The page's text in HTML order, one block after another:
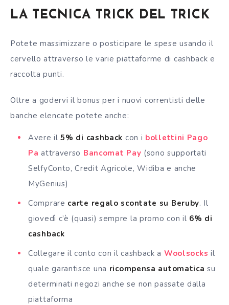
LA TECNICA TRICK DEL TRICK
Potete massimizzare o posticipare le spese usando il
cervello attraverso le varie piattaforme di cashback e
raccolta punti.
Oltre a godervi il bonus per i nuovi correntisti delle
banche elencate potete anche:
Avere il5% di cashback con i bollettini Pago
Pa attraverso Bancomat Pay (sono supportati
SelfyConto, Credit Agricole, Widiba e anche
MyGenius)
Comprare carte regalo scontate su Beruby. Il
giovedì c’è (quasi) sempre la promo con il 6% di
cashback
Collegare il conto con il cashback a Woolsocks il
quale garantisce una ricompensa automatica su
determinati negozi anche se non passate dalla
piattaforma